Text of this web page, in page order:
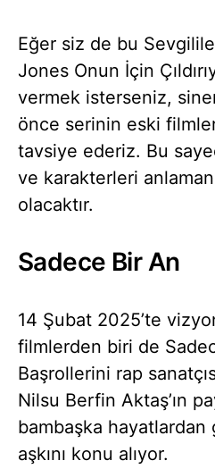
Eğer siz de bu
Jones Onun İçin
vermek isterseniz,
önce serinin eski
tavsiye ederiz. Bu
ve karakterleri
olacaktır.
Sadece Bir An
14 Şubat 2025’te
filmlerden biri de
Başrollerini rap
Nilsu Berfin Aktaş’ın
bambaşka hayatlardan
aşkını konu alıyor.